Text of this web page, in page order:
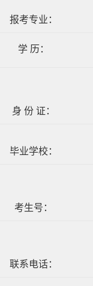
报考专业：
学 历：
身 份 证：
毕业学校：
考生号：
联系电话：